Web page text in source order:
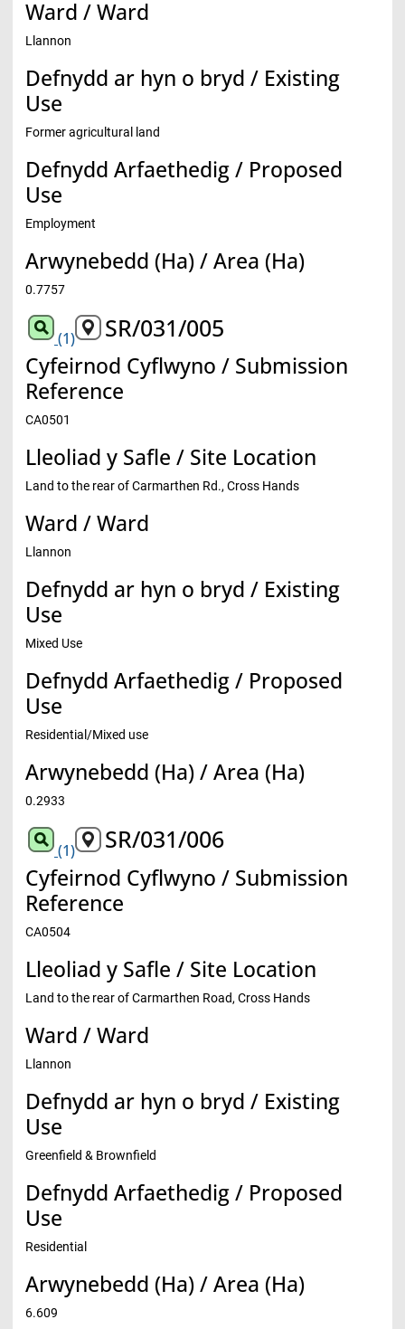
Ward / Ward
Llannon
Defnydd ar hyn o bryd / Existing
Use
Former agricultural land
Defnydd Arfaethedig / Proposed
Use
Employment
Arwynebedd (Ha) / Area (Ha)
0.7757
(1) SR/031/005
Cyfeirnod Cyflwyno / Submission
Reference
CA0501
Lleoliad y Safle / Site Location
Land to the rear of Carmarthen Rd., Cross Hands
Ward / Ward
Llannon
Defnydd ar hyn o bryd / Existing
Use
Mixed Use
Defnydd Arfaethedig / Proposed
Use
Residential/Mixed use
Arwynebedd (Ha) / Area (Ha)
0.2933
(1) SR/031/006
Cyfeirnod Cyflwyno / Submission
Reference
CA0504
Lleoliad y Safle / Site Location
Land to the rear of Carmarthen Road, Cross Hands
Ward / Ward
Llannon
Defnydd ar hyn o bryd / Existing
Use
Greenfield & Brownfield
Defnydd Arfaethedig / Proposed
Use
Residential
Arwynebedd (Ha) / Area (Ha)
6.609